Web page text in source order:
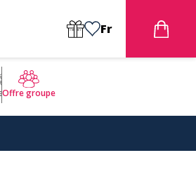
Fr
Bien être
Offre groupe